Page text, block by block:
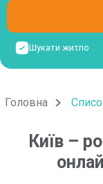
Шукати житло
Головна
Київ–